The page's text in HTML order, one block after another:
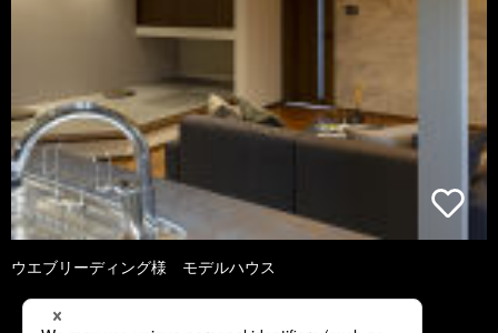
ウエブリーディング様 モデルハウス